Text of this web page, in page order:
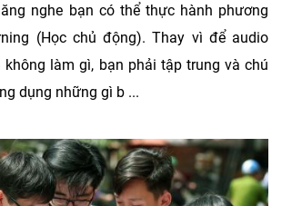
nghe bạn có thể thực hành phương
(Học chủ động). Thay vì để audio
làm gì, bạn phải tập trung và chú
dụng những gì b ...